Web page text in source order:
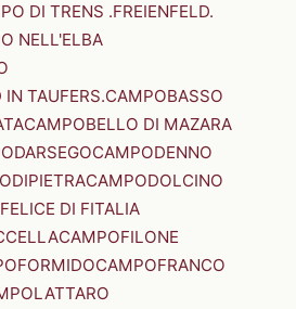
DI TRENS .FREIENFELD.
NELL'ELBA
TAUFERS.CAMPOBASSO
CAMPOBELLO DI MAZARA
CAMPODENNO
CAMPODOLCINO
DI FITALIA
CAMPOFILONE
CAMPOFRANCO